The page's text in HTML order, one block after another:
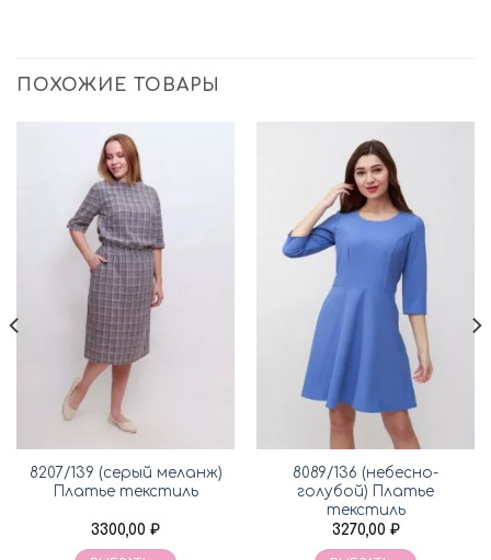
ПОХОЖИЕ ТОВАРЫ
8207/139 (серый меланж)
Платье текстиль
3300,00 ₽
8089/136 (небесно-
голубой) Платье
текстиль
3270,00 ₽